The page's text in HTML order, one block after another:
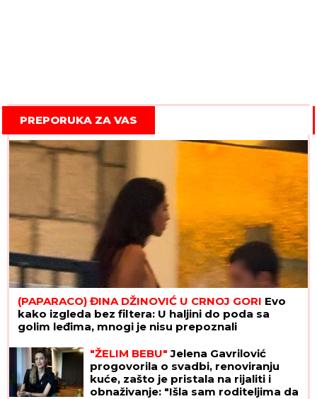
PREPORUKA ZA VAS
(PAPARACO) ĐINA DŽINOVIĆ U CRNOJ GORI Evo
kako izgleda bez filtera: U haljini do poda sa
golim leđima, mnogi je nisu prepoznali
"ŽELIM BEBU" Jelena Gavrilović
progovorila o svadbi, renoviranju
kuće, zašto je pristala na rijaliti i
obnaživanje: "Išla sam roditeljima da